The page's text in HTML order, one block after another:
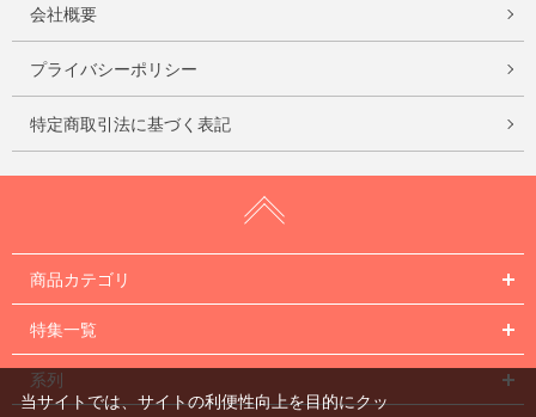
会社概要
プライバシーポリシー
特定商取引法に基づく表記
商品カテゴリ
特集一覧
系列
当サイトでは、サイトの利便性向上を目的にクッ